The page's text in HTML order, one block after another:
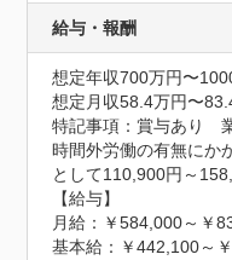
給与・報酬
想定年収700万円〜
想定月収58.4万円〜
特記事項：賞与あり　
時間外労働の有無にか
として110,900円～
【給与】
月給：￥584,000～￥
基本給：￥442,100～